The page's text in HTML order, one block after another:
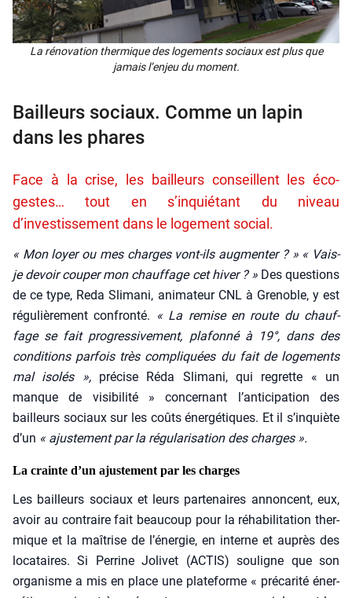
La réno­va­tion ther­mique des loge­ments sociaux est plus que
jamais l’enjeu du moment.
Bailleurs sociaux. Comme un lapin
dans les phares
Face à la crise, les bailleurs conseillent les éco-
gestes… tout en s’inquiétant du niveau
d’investissement dans le logement social.
« Mon loyer ou mes charges vont-ils aug­men­ter ? » « Vais-
je devoir cou­per mon chauf­fage cet hiver ? »Des ques­tions
de ce type, Reda Sli­ma­ni, ani­ma­teur CNL à Gre­noble, y est
régu­liè­re­ment confron­té. « La remise en route du chauf­
fage se fait pro­gres­si­ve­ment, pla­fon­né à 19°, dans des
condi­tions par­fois très com­pli­quées du fait de loge­ments
mal iso­lés »,pré­cise Réda Sli­ma­ni, qui regrette « un
manque de visi­bi­li­té » concer­nant l’anticipation des
bailleurs sociaux sur les coûts éner­gé­tiques. Et il s’inquiète
d’un « ajus­te­ment par la régu­la­ri­sa­tion des charges ».
La crainte d’un ajustement par les charges
Les bailleurs sociaux et leurs par­te­naires annoncent, eux,
avoir au contraire fait beau­coup pour la réha­bi­li­ta­tion ther­
mique et la maî­trise de l’énergie, en interne et auprès des
loca­taires. Si Per­rine Joli­vet (ACTIS) sou­ligne que son
orga­nisme a mis en place une pla­te­forme « pré­ca­ri­té éner­